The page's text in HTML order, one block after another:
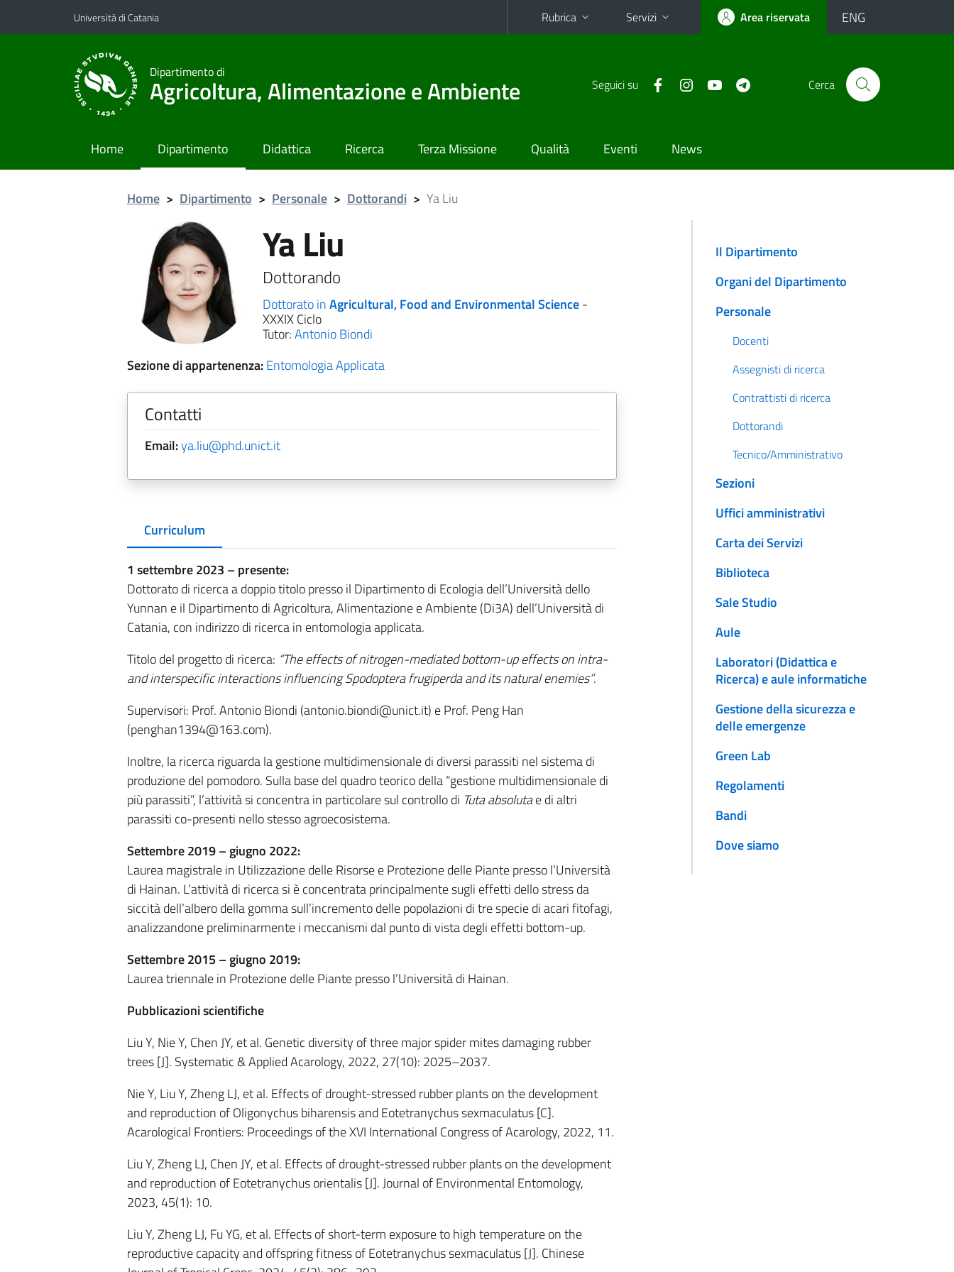
Vai al contenuto principale
Vai al menu di navigazione
Università di Catania Rubrica Servizi Area riservata ENG
Dipartimento di
Agricoltura, Alimentazione e Ambiente Seguici su Cerca
Home Dipartimento Didattica Ricerca Terza Missione Qualità Eventi News
Home > Dipartimento > Personale > Dottorandi > Ya Liu
Ya Liu
Dottorando
Dottorato inAgricultural, Food and Environmental Science-
XXXIX Ciclo
Tutor:Antonio Biondi
Sezione di appartenenza:Entomologia Applicata
Contatti
Email:ya.liu@phd.unict.it
Curriculum
1 settembre 2023 – presente:
Dottorato di ricerca a doppio titolo presso il Dipartimento di Ecologia dell’Università dello
Yunnan e il Dipartimento di Agricoltura, Alimentazione e Ambiente (Di3A) dell’Università di
Catania, con indirizzo di ricerca in entomologia applicata.
Titolo del progetto di ricerca: “The effects of nitrogen-mediated bottom-up effects on intra-
and interspecific interactions influencing Spodoptera frugiperda and its natural enemies”.
Supervisori: Prof. Antonio Biondi (antonio.biondi@unict.it) e Prof. Peng Han
(penghan1394@163.com).
Inoltre, la ricerca riguarda la gestione multidimensionale di diversi parassiti nel sistema di
produzione del pomodoro. Sulla base del quadro teorico della “gestione multidimensionale di
più parassiti”, l’attività si concentra in particolare sul controllo di Tuta absolutae di altri
parassiti co-presenti nello stesso agroecosistema.
Settembre 2019 – giugno 2022:
Laurea magistrale in Utilizzazione delle Risorse e Protezione delle Piante presso l’Università
di Hainan. L’attività di ricerca si è concentrata principalmente sugli effetti dello stress da
siccità dell’albero della gomma sull’incremento delle popolazioni di tre specie di acari fitofagi,
analizzandone preliminarmente i meccanismi dal punto di vista degli effetti bottom-up.
Settembre 2015 – giugno 2019:
Laurea triennale in Protezione delle Piante presso l’Università di Hainan.
Pubblicazioni scientifiche
Liu Y, Nie Y, Chen JY, et al. Genetic diversity of three major spider mites damaging rubber
trees [J]. Systematic & Applied Acarology, 2022, 27(10): 2025–2037.
Nie Y, Liu Y, Zheng LJ, et al. Effects of drought-stressed rubber plants on the development
and reproduction of Oligonychus biharensis and Eotetranychus sexmaculatus [C].
Acarological Frontiers: Proceedings of the XVI International Congress of Acarology, 2022, 11.
Liu Y, Zheng LJ, Chen JY, et al. Effects of drought-stressed rubber plants on the development
and reproduction of Eotetranychus orientalis [J]. Journal of Environmental Entomology,
2023, 45(1): 10.
Liu Y, Zheng LJ, Fu YG, et al. Effects of short-term exposure to high temperature on the
reproductive capacity and offspring fitness of Eotetranychus sexmaculatus [J]. Chinese
Il Dipartimento
Organi del Dipartimento
Personale
Docenti
Assegnisti di ricerca
Contrattisti di ricerca
Dottorandi
Tecnico/Amministrativo
Sezioni
Uffici amministrativi
Carta dei Servizi
Biblioteca
Sale Studio
Aule
Laboratori (Didattica e
Ricerca) e aule informatiche
Gestione della sicurezza e
delle emergenze
Green Lab
Regolamenti
Bandi
Dove siamo